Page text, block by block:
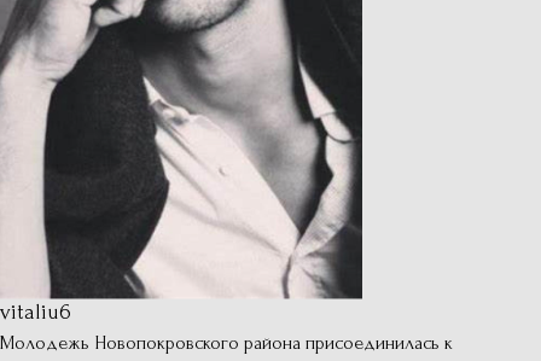
vitaliu6
Молодежь Новопокровского района присоединилась к